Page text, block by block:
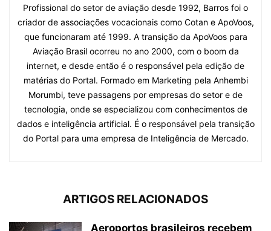
Profissional do setor de aviação desde 1992, Barros foi o
criador de associações vocacionais como Cotan e ApoVoos,
que funcionaram até 1999. A transição da ApoVoos para
Aviação Brasil ocorreu no ano 2000, com o boom da
internet, e desde então é o responsável pela edição de
matérias do Portal. Formado em Marketing pela Anhembi
Morumbi, teve passagens por empresas do setor e de
tecnologia, onde se especializou com conhecimentos de
dados e inteligência artificial. É o responsável pela transição
do Portal para uma empresa de Inteligência de Mercado.
ARTIGOS RELACIONADOS
Aeroportos brasileiros recebem